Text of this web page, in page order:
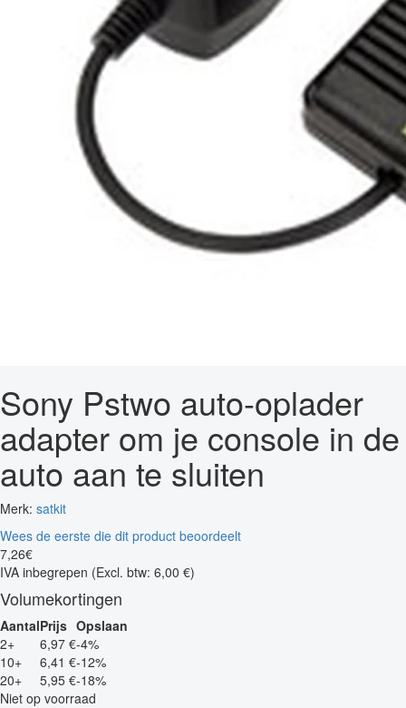
Sony Pstwo auto-oplader
adapter om je console in de
auto aan te sluiten
Merk: satkit
Wees de eerste die dit product beoordeelt
7,26€
IVA inbegrepen (Excl. btw: 6,00 €)
Volumekortingen
AantalPrijs Opslaan
2+
6,97 €-4%
10+
6,41 €-12%
20+
5,95 €-18%
Niet op voorraad